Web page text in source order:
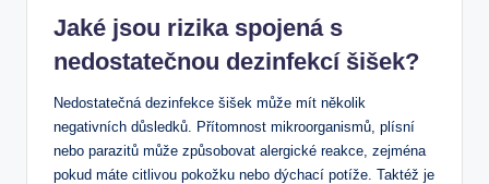
Jaké jsou rizika spojená s
nedostatečnou dezinfekcí šišek?
Nedostatečná dezinfekce šišek může mít několik
negativních důsledků. Přítomnost mikroorganismů, plísní
nebo parazitů může způsobovat alergické reakce, zejména
pokud máte citlivou pokožku nebo dýchací potíže. Taktéž je